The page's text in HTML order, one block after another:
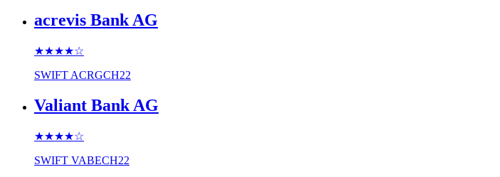
acrevis Bank AG
★★★★☆
SWIFT ACRGCH22
Valiant Bank AG
★★★★☆
SWIFT VABECH22